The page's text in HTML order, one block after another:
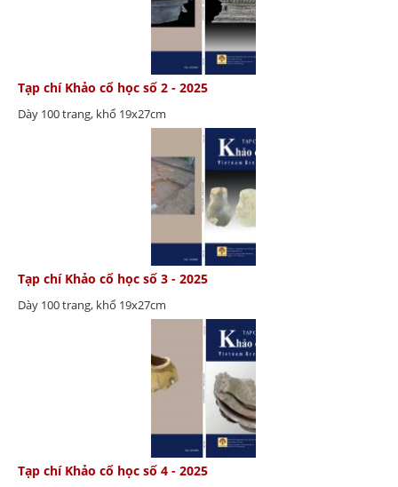
Tạp chí Khảo cổ học số 2 - 2025
Dày 100 trang, khổ 19x27cm
Tạp chí Khảo cổ học số 3 - 2025
Dày 100 trang, khổ 19x27cm
Tạp chí Khảo cổ học số 4 - 2025